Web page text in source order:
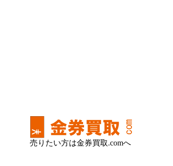
売りたい方は金券買取.comへ